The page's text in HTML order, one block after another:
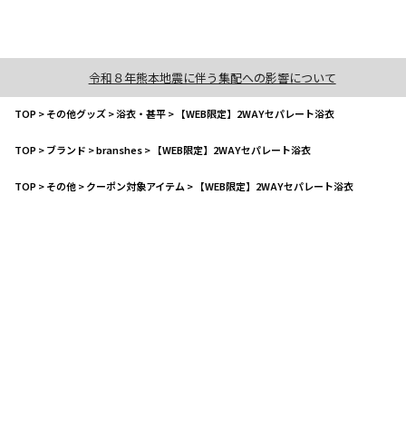
令和８年熊本地震に伴う集配への影響について
TOP>その他グッズ>浴衣・甚平> 【WEB限定】2WAYセパレート浴衣
TOP>ブランド >branshes> 【WEB限定】2WAYセパレート浴衣
TOP>その他>クーポン対象アイテム > 【WEB限定】2WAYセパレート浴衣